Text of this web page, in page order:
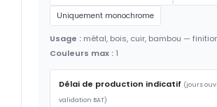
Uniquement monochrome
Usage : métal, bois, cuir, bambou —
Couleurs max : 1
Délai de production indicatif (jours
validation BAT)